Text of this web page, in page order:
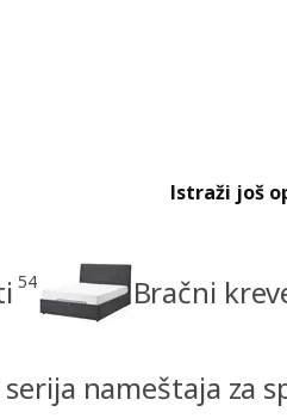
Istraži još
54 Bračni
serija nameštaja za